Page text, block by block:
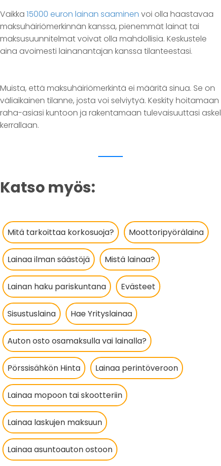
Vaikka 15000 euron lainan saaminen voi olla haastavaa
maksuhäiriömerkinnän kanssa, pienemmät lainat tai
maksusuunnitelmat voivat olla mahdollisia. Keskustele
aina avoimesti lainanantajan kanssa tilanteestasi.
Muista, että maksuhäiriömerkintä ei määritä sinua. Se on
väliaikainen tilanne, josta voi selviytyä. Keskity hoitamaan
raha-asiasi kuntoon ja rakentamaan tulevaisuuttasi askel
kerrallaan.
Katso myös:
Mitä tarkoittaa korkosuoja? Moottoripyörälaina
Lainaa ilman säästöjä Mistä lainaa?
Lainan haku pariskuntana Evästeet
Sisustuslaina Hae Yrityslainaa
Auton osto osamaksulla vai lainalla?
Pörssisähkön Hinta Lainaa perintöveroon
Lainaa mopoon tai skootteriin
Lainaa laskujen maksuun
Lainaa asuntoauton ostoon